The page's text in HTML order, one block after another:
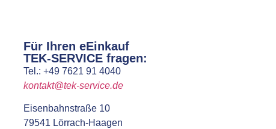
Für Ihren eEinkauf
TEK-SERVICE fragen:
Tel.: +49 7621 91 4040
kontakt@tek-service.de
Eisenbahnstraße 10
79541 Lörrach-Haagen